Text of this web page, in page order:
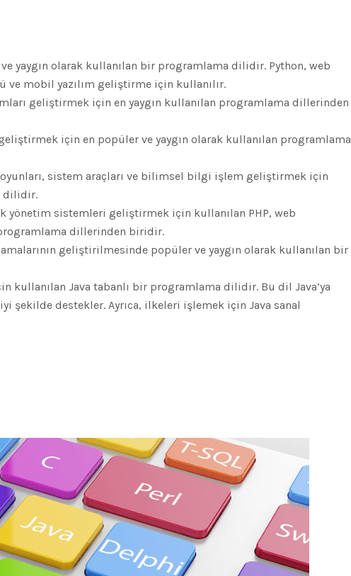
yaygın olarak kullanılan bir programlama dilidir. Python, web
mobil yazılım geliştirme için kullanılır.
geliştirmek için en yaygın kullanılan programlama dillerinden
için en popüler ve yaygın olarak kullanılan programlama
oyunları, sistem araçları ve bilimsel bilgi işlem geliştirmek için
dilidir.
yönetim sistemleri geliştirmek için kullanılan PHP, web
dillerinden biridir.
geliştirilmesinde popüler ve yaygın olarak kullanılan bir
Java tabanlı bir programlama dilidir. Bu dil Java’ya
şekilde destekler. Ayrıca, ilkeleri işlemek için Java sanal